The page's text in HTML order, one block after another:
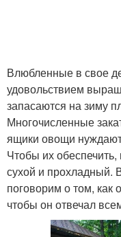
Влюбленные в свое
удовольствием
запасаются на зиму
Многочисленные
ящики овощи
Чтобы их
сухой и прохладный.
поговорим о том, как
чтобы он отвечал